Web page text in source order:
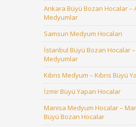
Ankara Büyü Bozan Hocalar –
Medyumlar
Samsun Medyum Hocaları
İstanbul Büyü Bozan Hocalar
Medyumlar
Kıbrıs Medyum – Kıbrıs Büyü
İzmir Büyü Yapan Hocalar
Manisa Medyum Hocalar –
Büyü Bozan Hocalar